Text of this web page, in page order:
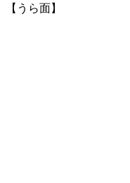
【うら面】